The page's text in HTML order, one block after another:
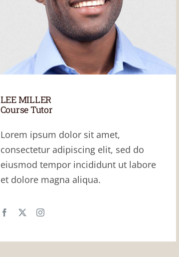
LEE MILLER
Course Tutor
Lorem ipsum dolor sit amet,
consectetur adipiscing elit, sed do
eiusmod tempor incididunt ut labore
et dolore magna aliqua.